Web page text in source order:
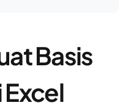
Basis
Excel